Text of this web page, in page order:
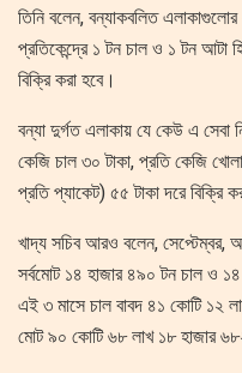
তিনি বলেন, বন্যাকবলিত
প্রতিকেন্দ্রে ১ টন চাল ও ১ টন আটা
বিক্রি করা হবে।
বন্যা দুর্গত এলাকায় যে কেউ এ সেবা
কেজি চাল ৩০ টাকা, প্রতি কেজি
প্রতি প্যাকেট) ৫৫ টাকা দরে বিক্রি
খাদ্য সচিব আরও বলেন, সেপ্টেম্বর,
সর্বমোট ১৪ হাজার ৪৯০ টন চাল ও
এই ৩ মাসে চাল বাবদ ৪১ কোটি ১২
মোট ৯০ কোটি ৬৮ লাখ ১৮ হাজার